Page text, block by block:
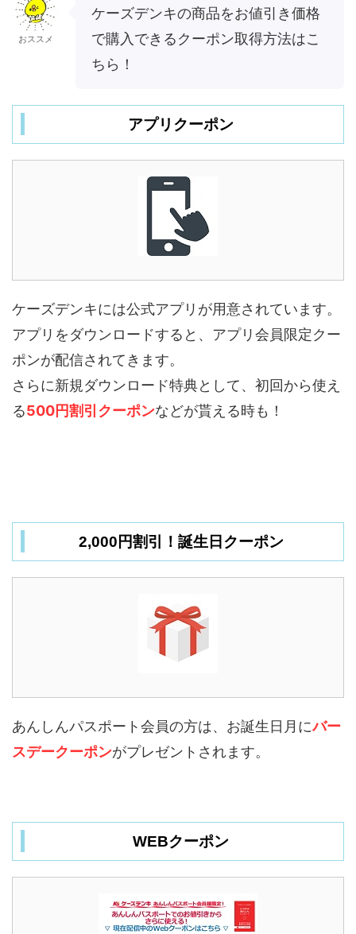
おススメ
ケーズデンキの商品をお値引き価格
で購入できるクーポン取得方法はこ
ちら！
アプリクーポン
ケーズデンキには公式アプリが用意されています。
アプリをダウンロードすると、アプリ会員限定クー
ポンが配信されてきます。
さらに新規ダウンロード特典として、初回から使え
る500円割引クーポンなどが貰える時も！
2,000円割引！誕生日クーポン
あんしんパスポート会員の方は、お誕生日月にバー
スデークーポンがプレゼントされます。
WEBクーポン